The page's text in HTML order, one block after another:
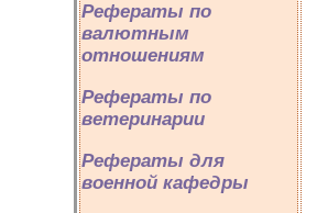
Рефераты по
валютным
отношениям
Рефераты по
ветеринарии
Рефераты для
военной кафедры